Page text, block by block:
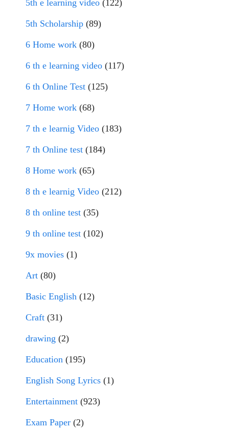
5th e learning video (122)
5th Scholarship (89)
6 Home work (80)
6 th e learning video (117)
6 th Online Test (125)
7 Home work (68)
7 th e learnig Video (183)
7 th Online test (184)
8 Home work (65)
8 th e learnig Video (212)
8 th online test (35)
9 th online test (102)
9x movies (1)
Art (80)
Basic English (12)
Craft (31)
drawing (2)
Education (195)
English Song Lyrics (1)
Entertainment (923)
Exam Paper (2)